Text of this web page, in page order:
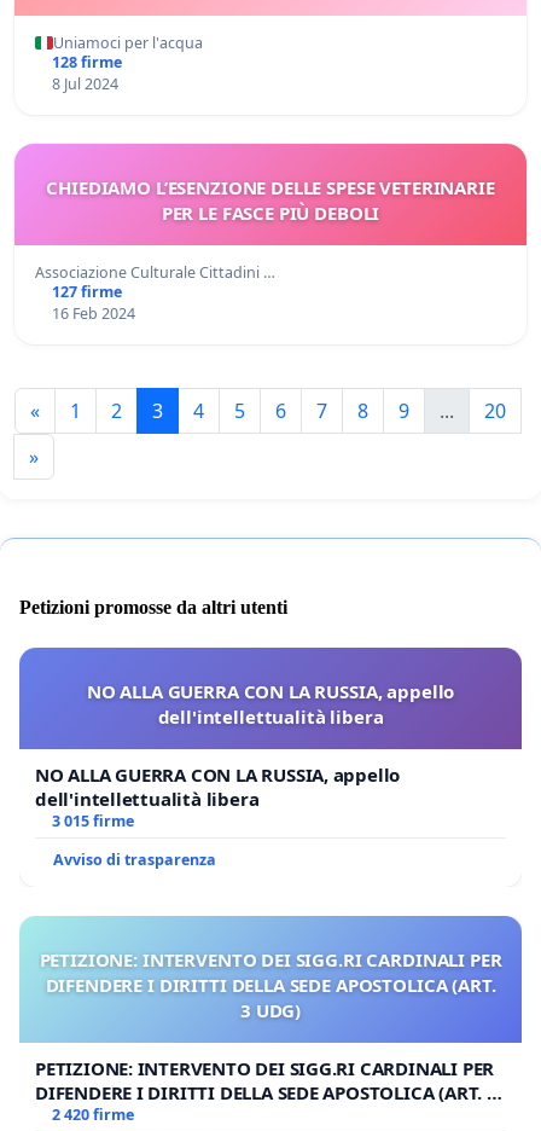
Uniamoci per l'acqua
128 firme
8 Jul 2024
CHIEDIAMO L’ESENZIONE DELLE SPESE VETERINARIE
PER LE FASCE PIÙ DEBOLI
Associazione Culturale Cittadini …
127 firme
16 Feb 2024
« 1 2 3 4 5 6 7 8 9 ...
20
»
Petizioni promosse da altri utenti
NO ALLA GUERRA CON LA RUSSIA, appello
dell'intellettualità libera
NO ALLA GUERRA CON LA RUSSIA, appello
dell'intellettualità libera
3 015 firme
Avviso di trasparenza
PETIZIONE: INTERVENTO DEI SIGG.RI CARDINALI PER
DIFENDERE I DIRITTI DELLA SEDE APOSTOLICA (ART.
3 UDG)
PETIZIONE: INTERVENTO DEI SIGG.RI CARDINALI PER
DIFENDERE I DIRITTI DELLA SEDE APOSTOLICA (ART. 3
UDG)
2 420 firme